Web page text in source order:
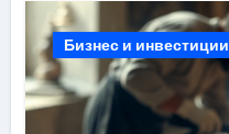
Бизнес и инвестиции